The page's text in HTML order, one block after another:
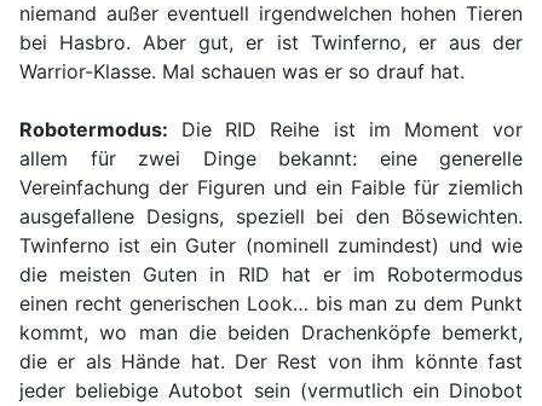
niemand außer eventuell irgendwelchen hohen Tieren
bei Hasbro. Aber gut, er ist Twinferno, er aus der
Warrior-Klasse. Mal schauen was er so drauf hat.
Robotermodus: Die RID Reihe ist im Moment vor
allem für zwei Dinge bekannt: eine generelle
Vereinfachung der Figuren und ein Faible für ziemlich
ausgefallene Designs, speziell bei den Bösewichten.
Twinferno ist ein Guter (nominell zumindest) und wie
die meisten Guten in RID hat er im Robotermodus
einen recht generischen Look… bis man zu dem Punkt
kommt, wo man die beiden Drachenköpfe bemerkt,
die er als Hände hat. Der Rest von ihm könnte fast
jeder beliebige Autobot sein (vermutlich ein Dinobot